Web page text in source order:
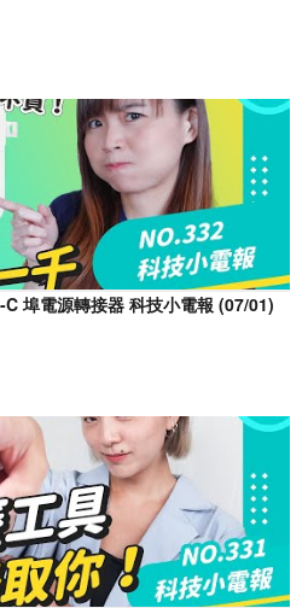
埠電源轉接器 科技小電報 (07/01)